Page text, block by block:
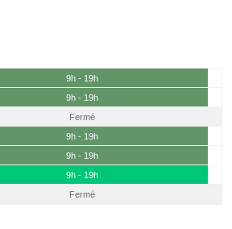
9h - 19h
9h - 19h
Fermé
9h - 19h
9h - 19h
9h - 19h
Fermé